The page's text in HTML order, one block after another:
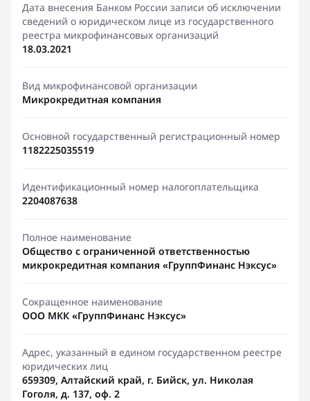
Дата внесения Банком России записи об исключении
сведений о юридическом лице из государственного
реестра микрофинансовых организаций
18.03.2021
Вид микрофинансовой организации
Микрокредитная компания
Основной государственный регистрационный номер
1182225035519
Идентификационный номер налогоплательщика
2204087638
Полное наименование
Общество с ограниченной ответственностью
микрокредитная компания «ГруппФинанс Нэксус»
Сокращенное наименование
ООО МКК «ГруппФинанс Нэксус»
Адрес, указанный в едином государственном реестре
юридических лиц
659309, Алтайский край, г. Бийск, ул. Николая
Гоголя, д. 137, оф. 2